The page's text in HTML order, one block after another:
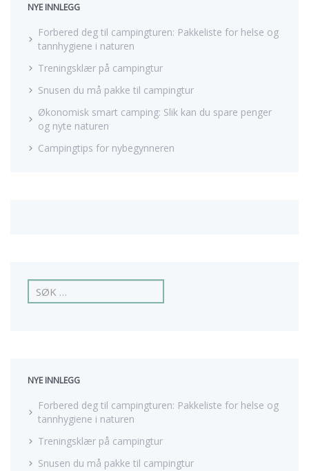
NYE INNLEGG
Forbered deg til campingturen: Pakkeliste for helse og
tannhygiene i naturen
Treningsklær på campingtur
Snusen du må pakke til campingtur
Økonomisk smart camping: Slik kan du spare penger
og nyte naturen
Campingtips for nybegynneren
L
e
e
NYE INNLEGG
Forbered deg til campingturen: Pakkeliste for helse og
tannhygiene i naturen
Treningsklær på campingtur
Snusen du må pakke til campingtur